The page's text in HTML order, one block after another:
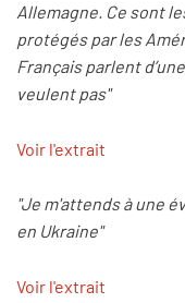
Allemagne. Ce sont
protégés par les
Français parlent
veulent pas"
Voir l'extrait
"Je m'attends à une
en Ukraine"
Voir l'extrait